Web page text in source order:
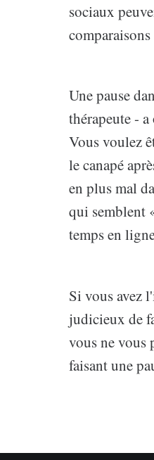
sociaux
Une pause
thérapeute -
Vous voulez
le canapé
en plus mal
qui semblent
temps en
Si vous avez
judicieux de
vous ne vous
faisant une